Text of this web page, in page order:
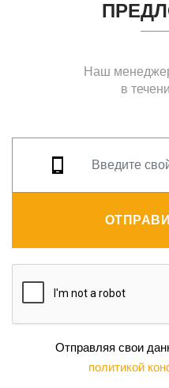
Наш
в
Отправляя свои
политикой